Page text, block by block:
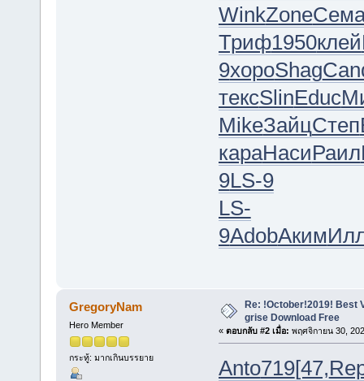
WinkZone
Триф1950клей
9хороShag
тексSlinEduc
MikeЗайцСтеп
караНасиРаил
9LS-9
LS-
9AdobАким
GregoryNam
Hero Member
กระทู้: มากเกินบรรยาย
Re: !October!2019! Best
grise Download Free
« ตอบกลับ #2 เมื่อ: พฤศจิกายน 30,
Anto719[47,